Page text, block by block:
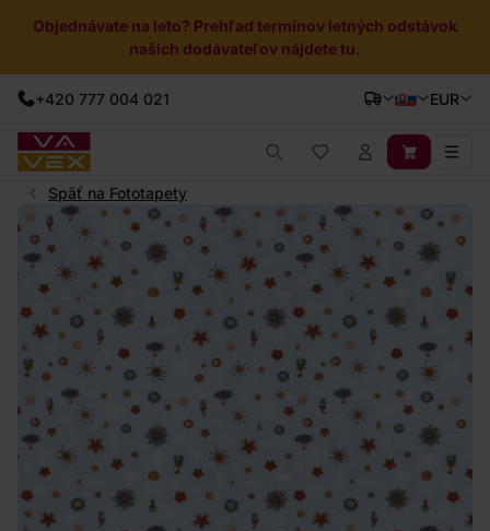
Objednávate na leto? Prehľad termínov letných odstávok
našich dodávateľov nájdete tu.
+420 777 004 021 EUR
Späť na Fototapety